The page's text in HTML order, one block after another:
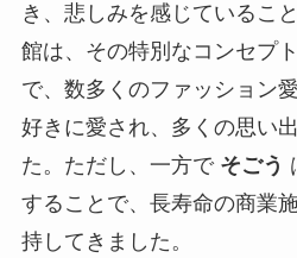
き、悲しみを感じているこ
館は、その特別なコンセプ
で、数多くのファッション
好きに愛され、多くの思い
た。ただし、一方で そごう
することで、長寿命の商業
持してきました。